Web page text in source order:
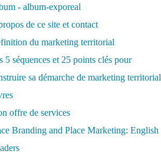
- album-exporeal
de ce site et contact
du marketing territorial
5 séquences et 25 points clés pour
sa démarche de marketing territorial
offre de services
Branding and Place Marketing: English